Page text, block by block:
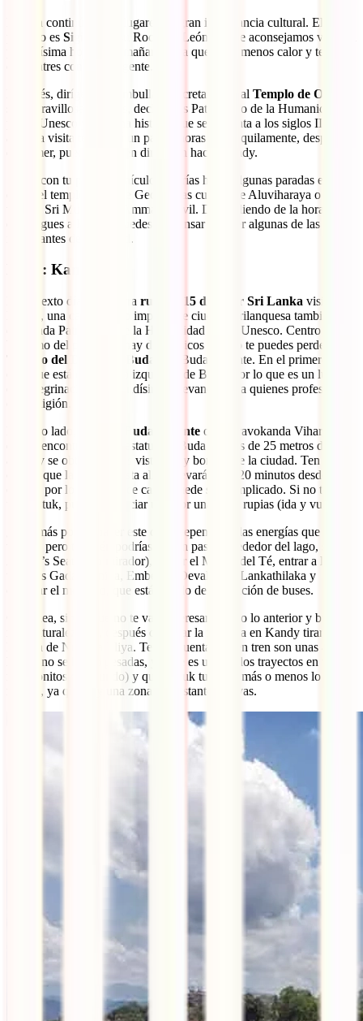
La ruta continúa por 3 lugares de gran importancia cultural. El
primero es Sigiriya
y su Roca del León, que te aconsejamos visitar a
primerísima hora de la mañana para que haga menos calor y te
encuentres con menos gente.
Después, dirígete a Dambulla, concretamente al Templo de Oro
sus maravillosas cuevas, declarados Patrimonio de la Humanidad
por la Unesco y con una historia que se remonta a los siglos II y III
a.C. La visita te llevará un par de horas y, tranquilamente, después
de comer, puedes estar en dirección hacia Kandy.
Si vas con tu propio vehículo, podrías hacer algunas paradas en ruta
como el templo Nalande Gedige, las cuevas de Aluviharaya o el
templo Sri Muthumari Amman Kovil. Dependiendo de la hora a la
que llegues a Kandy, puedes descansar o hacer algunas de las visitas
interesantes de la ciudad.
Día 6: Kandy
En el sexto día de nuestra ruta de 15 días por Sri Lanka visitarás
Kandy, una caótica pero importante ciudad esrilanquesa también
declarada Patrimonio de la Humanidad por la Unesco. Centro del
budismo del país, aquí hay dos básicos que no te puedes perder: el
Templo del Diente de Buda
y el Buda Gigante. En el primero se
cree que está el colmillo izquierdo de Buda, por lo que es un lugar
de peregrinación de grandísima relevancia para quienes profesan
esta religión.
Por otro lado, desde el
Buda Gigante o Bahiravokanda Vihara,
donde encontrarás una estatua de Buda de más de 25 metros de
altura y se obtienen unas vistas muy bonitas de la ciudad. Ten en
cuenta que la subida hasta allí te llevará unos 20 minutos desde el
centro, por lo que, si hace calor, puede ser complicado. Si no tienes
un tuk tuk, puedes negociar uno por unas 500 rupias (ida y vuelta).
¿Qué más podría hacer este día? Depende de las energías que
tengas, pero también podrías dar un paseo alrededor del lago, subir a
Arthur’s Seat (otro mirador), visitar el Museo del Té, entrar a los
templos Gadaladeniya, Embekke Devalaya y Lankathilaka y
cotillear el mercado, que está al lado de la estación de buses.
Otra idea, si ves que no te va a interesar mucho lo anterior y buscas
más naturaleza, es, después de pasar la mañana en Kandy tirar hacia
la zona de Nuwara Eliya. Ten en cuenta que en tren son unas 4
horas (no se hacen pesadas, ya que es uno de los trayectos en tren
más bonitos del mundo) y que en tuk tuk será más o menos lo
mismo, ya que hay una zona de bastantes curvas.